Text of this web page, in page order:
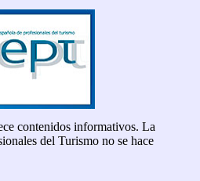
contenidos informativos. La
del Turismo no se hace